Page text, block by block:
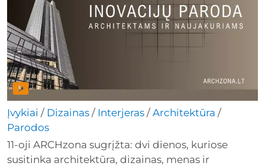
Įvykiai / Dizainas / Interjeras / Architektūra /
Parodos
11-oji ARCHzona sugrįžta: dvi dienos, kuriose
susitinka architektūra, dizainas, menas ir